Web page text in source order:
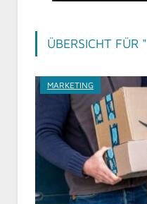
ÜBERSICHT FÜR "
MARKETING